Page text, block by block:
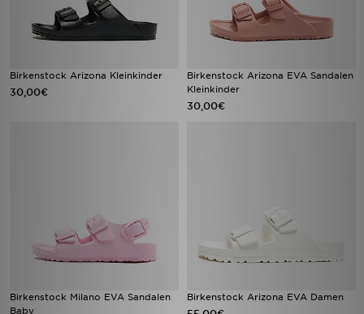
Birkenstock Arizona Kleinkinder
30,00€
Birkenstock Arizona EVA Sandalen
Kleinkinder
30,00€
Birkenstock Milano EVA Sandalen
Baby
Birkenstock Arizona EVA Damen